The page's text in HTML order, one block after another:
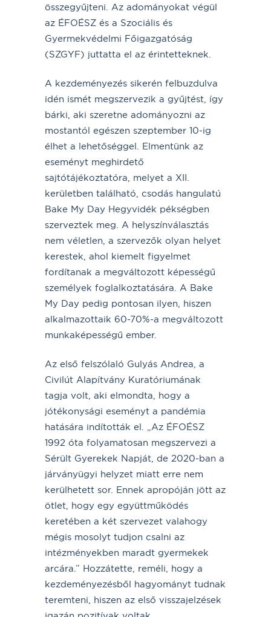
összegyűjteni. Az adományokat végül
az ÉFOÉSZ és a Szociális és
Gyermekvédelmi Főigazgatóság
(SZGYF) juttatta el az érintetteknek.
A kezdeményezés sikerén felbuzdulva
idén ismét megszervezik a gyűjtést, így
bárki, aki szeretne adományozni az
mostantól egészen szeptember 10-ig
élhet a lehetőséggel. Elmentünk az
eseményt meghirdető
sajtótájékoztatóra, melyet a XII.
kerületben található, csodás hangulatú
Bake My Day Hegyvidék pékségben
szerveztek meg. A helyszínválasztás
nem véletlen, a szervezők olyan helyet
kerestek, ahol kiemelt figyelmet
fordítanak a megváltozott képességű
személyek foglalkoztatására. A Bake
My Day pedig pontosan ilyen, hiszen
alkalmazottaik 60-70%-a megváltozott
munkaképességű ember.
Az első felszólaló Gulyás Andrea, a
Civilút Alapítvány Kuratóriumának
tagja volt, aki elmondta, hogy a
jótékonysági eseményt a pandémia
hatására indították el. „Az ÉFOÉSZ
1992 óta folyamatosan megszervezi a
Sérült Gyerekek Napját, de 2020-ban a
járványügyi helyzet miatt erre nem
kerülhetett sor. Ennek apropóján jött az
ötlet, hogy egy együttműködés
keretében a két szervezet valahogy
mégis mosolyt tudjon csalni az
intézményekben maradt gyermekek
arcára.” Hozzátette, reméli, hogy a
kezdeményezésből hagyományt tudnak
teremteni, hiszen az első visszajelzések